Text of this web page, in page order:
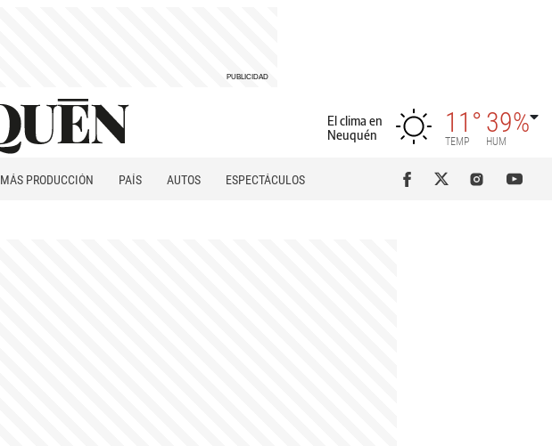
El clima en
Neuquén
11°
TEMP
39%
HUM
MÁS PRODUCCIÓN PAÍS AUTOS
ESPECTÁCULOS